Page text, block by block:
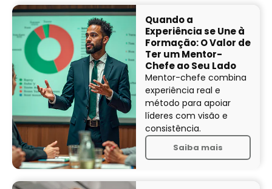
Quando a
Experiência se Une à
Formação: O Valor de
Ter um Mentor-
Chefe ao Seu Lado
Mentor-chefe combina
experiência real e
método para apoiar
líderes com visão e
consistência.
Saiba mais